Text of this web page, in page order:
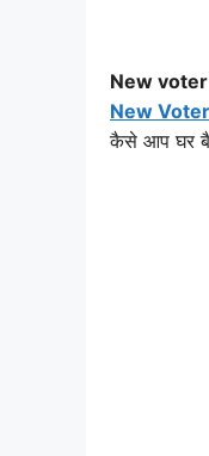
New
New
कैसे आप घर